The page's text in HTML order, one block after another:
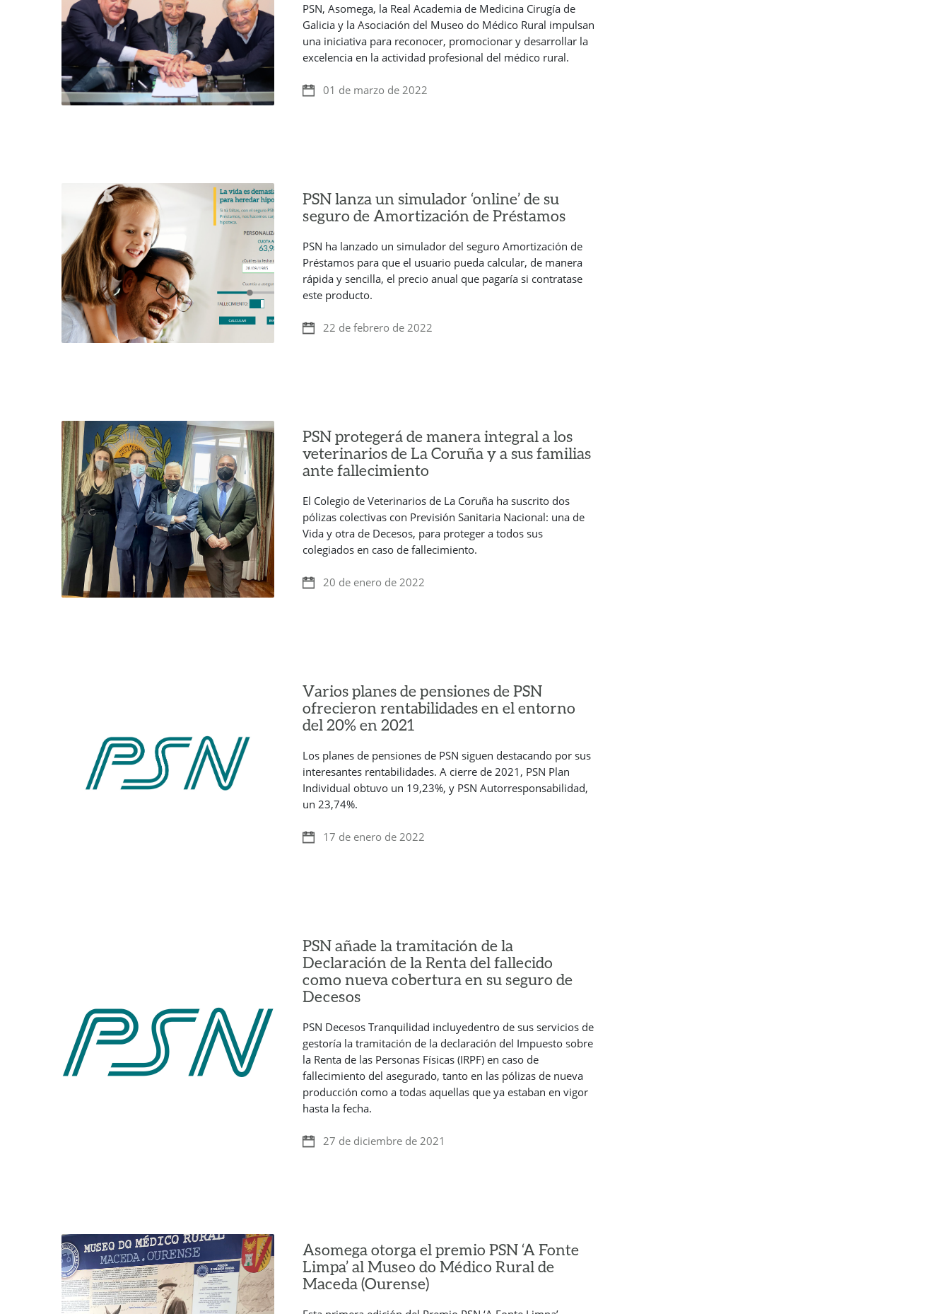
PSN, Asomega, la Real Academia de Medicina Cirugía de
Galicia y la Asociación del Museo do Médico Rural impulsan
una iniciativa para reconocer, promocionar y desarrollar la
excelencia en la actividad profesional del médico rural.
01 de marzo de 2022
PSN lanza un simulador ‘online’ de su
seguro de Amortización de Préstamos
PSN ha lanzado un simulador del seguro Amortización de
Préstamos para que el usuario pueda calcular, de manera
rápida y sencilla, el precio anual que pagaría si contratase
este producto.
22 de febrero de 2022
PSN protegerá de manera integral a los
veterinarios de La Coruña y a sus familias
ante fallecimiento
El Colegio de Veterinarios de La Coruña ha suscrito dos
pólizas colectivas con Previsión Sanitaria Nacional: una de
Vida y otra de Decesos, para proteger a todos sus
colegiados en caso de fallecimiento.
20 de enero de 2022
Varios planes de pensiones de PSN
ofrecieron rentabilidades en el entorno
del 20% en 2021
Los planes de pensiones de PSN siguen destacando por sus
interesantes rentabilidades. A cierre de 2021, PSN Plan
Individual obtuvo un 19,23%, y PSN Autorresponsabilidad,
un 23,74%.
17 de enero de 2022
PSN añade la tramitación de la
Declaración de la Renta del fallecido
como nueva cobertura en su seguro de
Decesos
PSN Decesos Tranquilidad incluyedentro de sus servicios de
gestoría la tramitación de la declaración del Impuesto sobre
la Renta de las Personas Físicas (IRPF) en caso de
fallecimiento del asegurado, tanto en las pólizas de nueva
producción como a todas aquellas que ya estaban en vigor
hasta la fecha.
27 de diciembre de 2021
Asomega otorga el premio PSN ‘A Fonte
Limpa’ al Museo do Médico Rural de
Maceda (Ourense)